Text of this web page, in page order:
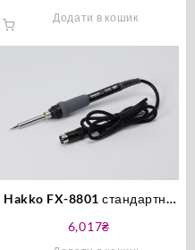
Додати в кошик
Hakko FX-8801 стандартна
6,017₴